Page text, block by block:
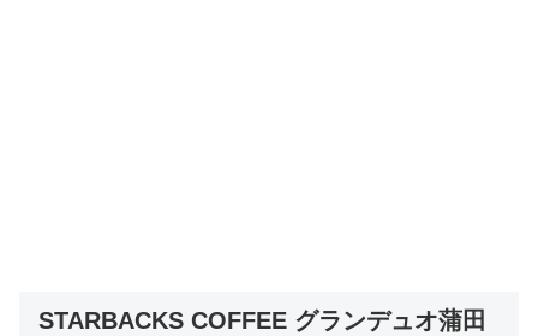
STARBACKS COFFEE グランデュオ蒲田